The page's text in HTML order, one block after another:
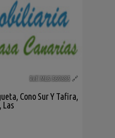
Ref. MLS-569685 🔗
Cono Sur Y Tafira,
Las